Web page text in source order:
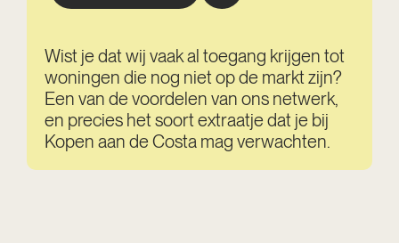
Wist je dat wij vaak al toegang krijgen tot
woningen die nog niet op de markt zijn?
Een van de voordelen van ons netwerk,
en precies het soort extraatje dat je bij
Kopen aan de Costa mag verwachten.